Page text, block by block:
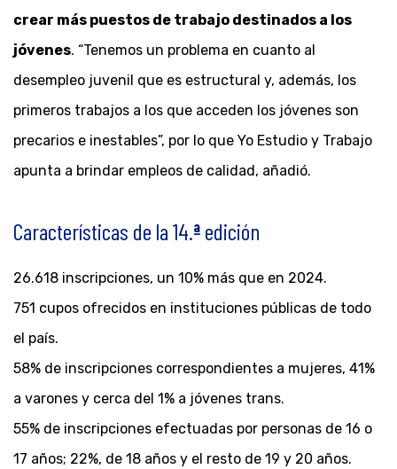
crear más puestos de trabajo destinados a los
jóvenes. “Tenemos un problema en cuanto al
desempleo juvenil que es estructural y, además, los
primeros trabajos a los que acceden los jóvenes son
precarios e inestables”, por lo que Yo Estudio y Trabajo
apunta a brindar empleos de calidad, añadió.
Características de la 14.ªedición
26.618 inscripciones, un 10% más que en 2024.
751 cupos ofrecidos en instituciones públicas de todo
el país.
58% de inscripciones correspondientes a mujeres, 41%
a varones y cerca del 1% a jóvenes trans.
55% de inscripciones efectuadas por personas de 16 o
17 años; 22%, de 18 años y el resto de 19 y 20 años.